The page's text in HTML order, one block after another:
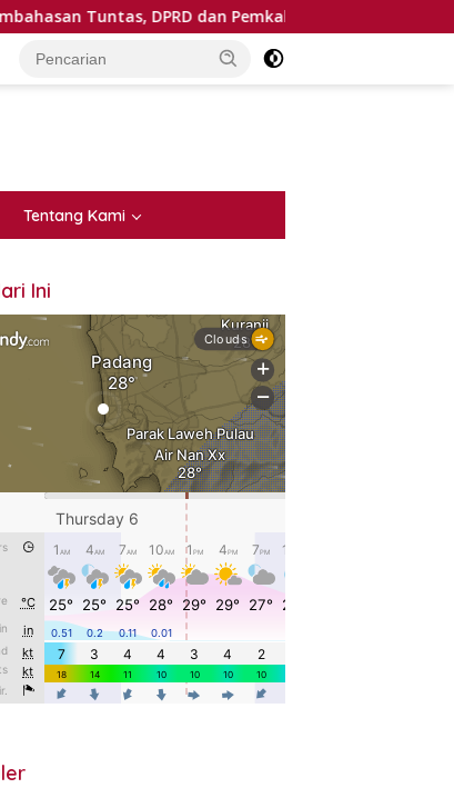
DPRD dan Pemkab Tanah Datar Sepakati KUA-PPAS
Tentang Kami
Ini